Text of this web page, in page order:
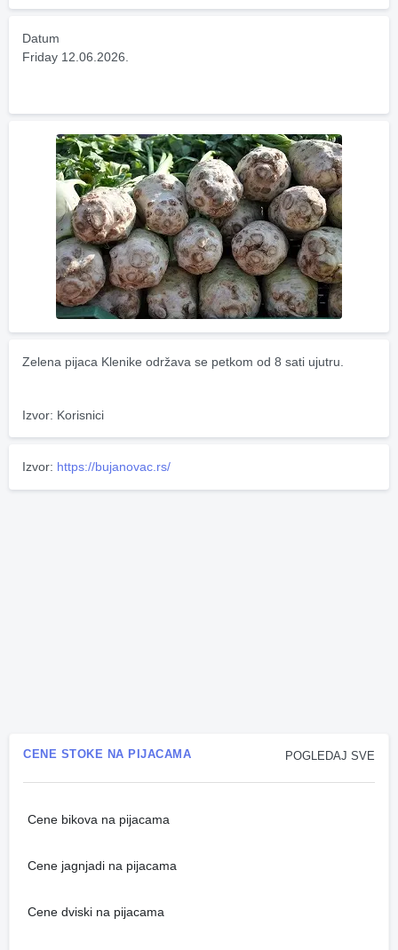
Datum
Friday 12.06.2026.
Zelena pijaca Klenike održava se petkom od 8 sati ujutru.
Izvor: Korisnici
Izvor: https://bujanovac.rs/
POGLEDAJ SVE
CENE STOKE NA PIJACAMA
Cene bikova na pijacama
Cene jagnjadi na pijacama
Cene dviski na pijacama